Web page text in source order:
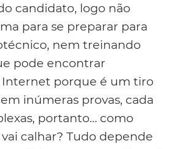
candidato, logo não
para se preparar para
nem treinando
pode encontrar
Internet porque é um tiro
inúmeras provas, cada
portanto… como
calhar? Tudo depende